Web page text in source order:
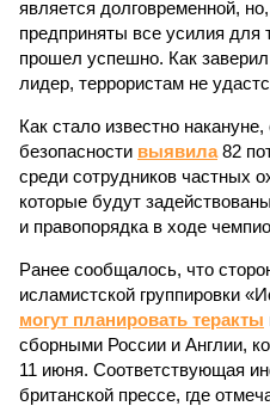
является долговременной,
предприняты все усилия для
прошел успешно. Как
лидер, террористам не
Как стало известно
безопасности выявила82
среди сотрудников частных
которые будут
и правопорядка в ходе
Ранее сообщалось, что
исламистской группировки
могут планировать теракты
сборными России и Англии,
11 июня. Соответствующая
британской прессе, где